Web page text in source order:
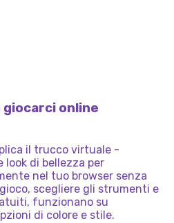
giocarci online
il trucco virtuale -
di bellezza per
nel tuo browser senza
scegliere gli strumenti e
funzionano su
di colore e stile.